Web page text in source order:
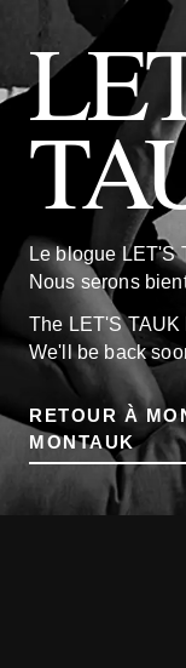
Le blogue LET'S
Nous serons
The LET'S TAUK
We'll be back
RETOUR À
MONTAUK